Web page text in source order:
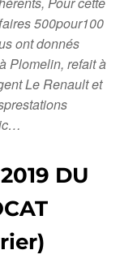
500pour100
ont donnés
Plomelin, refait à
Le Renault et
DU